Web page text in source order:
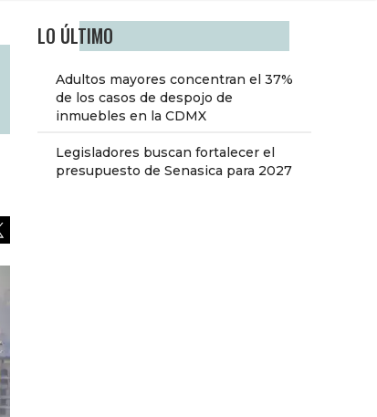
LO ÚLTIMO
Adultos mayores concentran el 37%
de los casos de despojo de
inmuebles en la CDMX
Legisladores buscan fortalecer el
presupuesto de Senasica para 2027